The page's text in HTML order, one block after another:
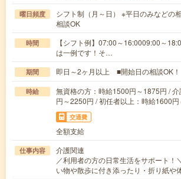
曜日頻度
シフト制（月～日） ※平日のみなどの
相談OK
時間
【シフト例】07:00～16:0009:00～
は一例です！そ…
期間 即日～2ヶ月以上 ■開始日の相談OK！
時給
無資格の方：時給1500円～1875円 /
円～2250円 / 初任者以上：時給1600
交通費
全額支給
仕事内容
介護関連
／利用者の方の日常生活をサポート
い物や散歩に付き添ったり・折り紙や